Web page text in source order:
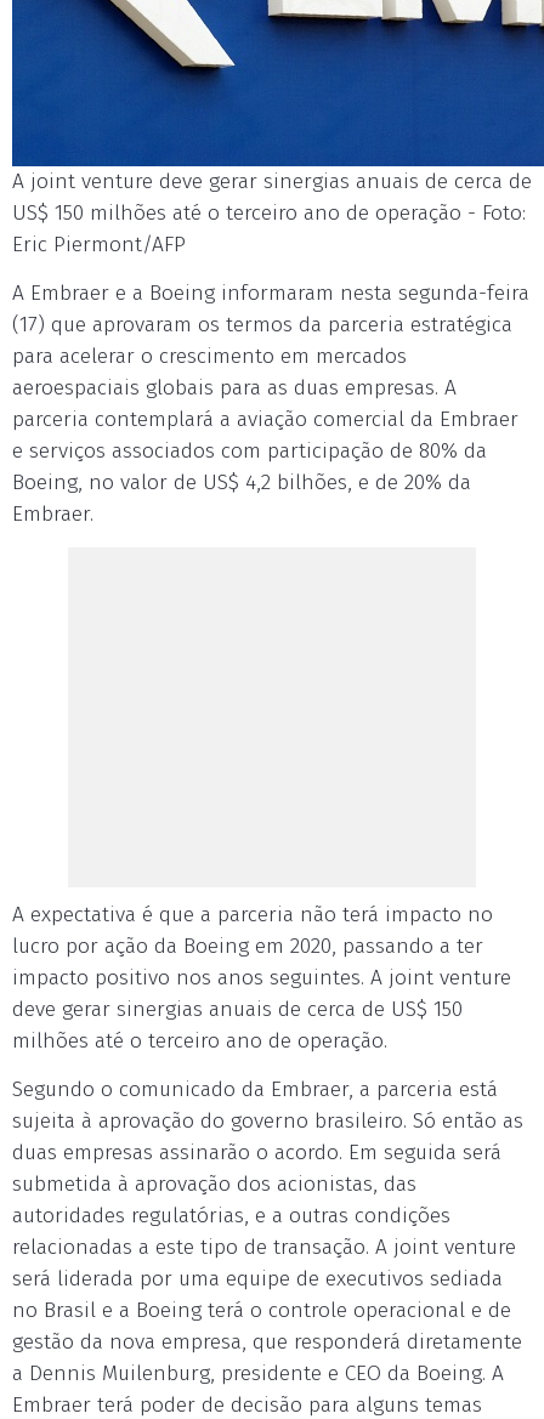
A joint venture deve gerar sinergias anuais de cerca de
US$ 150 milhões até o terceiro ano de operação - Foto:
Eric Piermont/AFP
A Embraer e a Boeing informaram nesta segunda-feira
(17) que aprovaram os termos da parceria estratégica
para acelerar o crescimento em mercados
aeroespaciais globais para as duas empresas. A
parceria contemplará a aviação comercial da Embraer
e serviços associados com participação de 80% da
Boeing, no valor de US$ 4,2 bilhões, e de 20% da
Embraer.
A expectativa é que a parceria não terá impacto no
lucro por ação da Boeing em 2020, passando a ter
impacto positivo nos anos seguintes. A joint venture
deve gerar sinergias anuais de cerca de US$ 150
milhões até o terceiro ano de operação.
Segundo o comunicado da Embraer, a parceria está
sujeita à aprovação do governo brasileiro. Só então as
duas empresas assinarão o acordo. Em seguida será
submetida à aprovação dos acionistas, das
autoridades regulatórias, e a outras condições
relacionadas a este tipo de transação. A joint venture
será liderada por uma equipe de executivos sediada
no Brasil e a Boeing terá o controle operacional e de
gestão da nova empresa, que responderá diretamente
a Dennis Muilenburg, presidente e CEO da Boeing. A
Embraer terá poder de decisão para alguns temas